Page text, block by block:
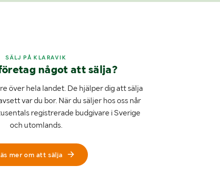
SÄLJ PÅ KLARAVIK
något att sälja?
över hela landet. De hjälper dig att sälja
var du bor. När du säljer hos oss når
registrerade budgivare i Sverige
och utomlands.
mer om att sälja